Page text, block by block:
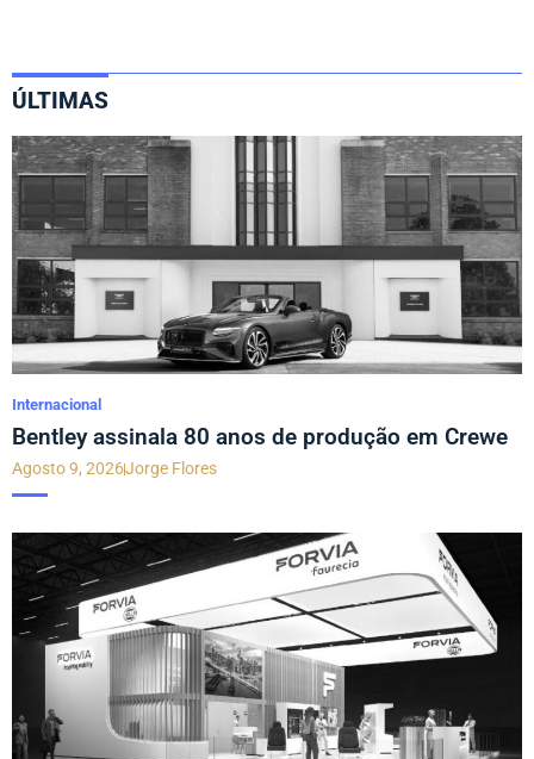
ÚLTIMAS
Internacional
Bentley assinala 80 anos de produção em Crewe
Agosto 9, 2026Jorge Flores